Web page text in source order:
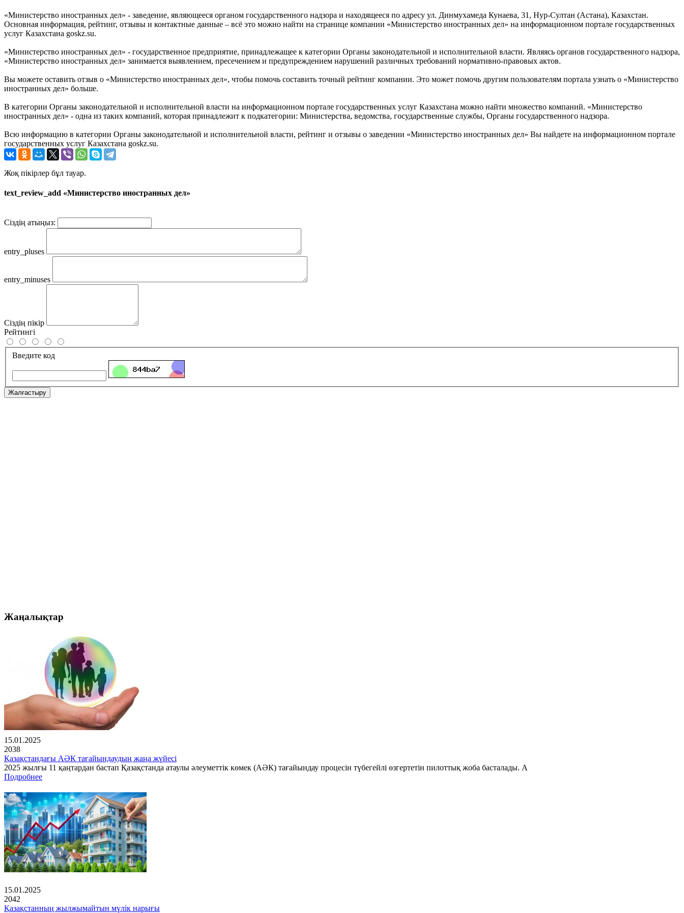
«Министерство иностранных дел» - заведение, являющееся органом государственного надзора и находящееся по адресу ул. Динмухамеда Кунаева, 31, Нур-Султан (Астана), Казахстан.
Основная информация, рейтинг, отзывы и контактные данные – всё это можно найти на странице компании «Министерство иностранных дел» на информационном портале государственных
услуг Казахстана goskz.su.
«Министерство иностранных дел» - государственное предприятие, принадлежащее к категории Органы законодательной и исполнительной власти. Являясь органов государственного надзора,
«Министерство иностранных дел» занимается выявлением, пресечением и предупреждением нарушений различных требований нормативно-правовых актов.
Вы можете оставить отзыв о «Министерство иностранных дел», чтобы помочь составить точный рейтинг компании. Это может помочь другим пользователям портала узнать о «Министерство
иностранных дел» больше.
В категории Органы законодательной и исполнительной власти на информационном портале государственных услуг Казахстана можно найти множество компаний. «Министерство
иностранных дел» - одна из таких компаний, которая принадлежит к подкатегории: Министерства, ведомства, государственные службы, Органы государственного надзора.
Всю информацию в категории Органы законодательной и исполнительной власти, рейтинг и отзывы о заведении «Министерство иностранных дел» Вы найдете на информационном портале
государственных услуг Казахстана goskz.su.
Жоқ пікірлер бұл тауар.
text_review_add «Министерство иностранных дел»
Сіздің атыңыз:
entry_pluses
entry_minuses
Сіздің пікір
Рейтингі
Введите код
Жалғастыру
Жаңалықтар
15.01.2025
2038
Қазақстандағы АӘК тағайындаудың жаңа жүйесі
2025 жылғы 11 қаңтардан бастап Қазақстанда атаулы әлеуметтік көмек (АӘК) тағайындау процесін түбегейлі өзгертетін пилоттық жоба басталады. А
Подробнее
15.01.2025
2042
Қазақстанның жылжымайтын мүлік нарығы